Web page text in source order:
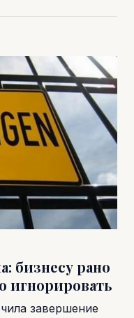
бизнесу рано
игнорировать
завершение